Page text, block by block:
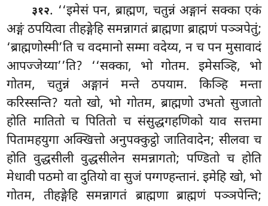
३१२. ‘‘इमेसं पन, ब्राह्मण, चतुन्नं अङ्गानं सक्का एकं
अङ्गं ठपयित्वा तीहङ्गेहि समन्नागतं ब्राह्मणा ब्राह्मणं पञ्ञपेतुं;
‘ब्राह्मणोस्मी’ति च वदमानो सम्मा वदेय्य, न च पन मुसावादं
आपज्जेय्या’’ति? ‘‘सक्का, भो गोतम. इमेसञ्हि, भो
गोतम, चतुन्नं अङ्गानं मन्ते ठपयाम. किञ्हि मन्ता
करिस्सन्ति? यतो खो, भो गोतम, ब्राह्मणो उभतो सुजातो
होति मातितो च पितितो च संसुद्धगहणिको याव सत्तमा
पितामहयुगा अक्खित्तो अनुपक्कुट्ठो जातिवादेन; सीलवा च
होति वुद्धसीली वुद्धसीलेन समन्नागतो; पण्डितो च होति
मेधावी पठमो वा दुतियो वा सुजं पग्गण्हन्तानं. इमेहि खो, भो
गोतम, तीहङ्गेहि समन्नागतं ब्राह्मणा ब्राह्मणं पञ्ञपेन्ति;